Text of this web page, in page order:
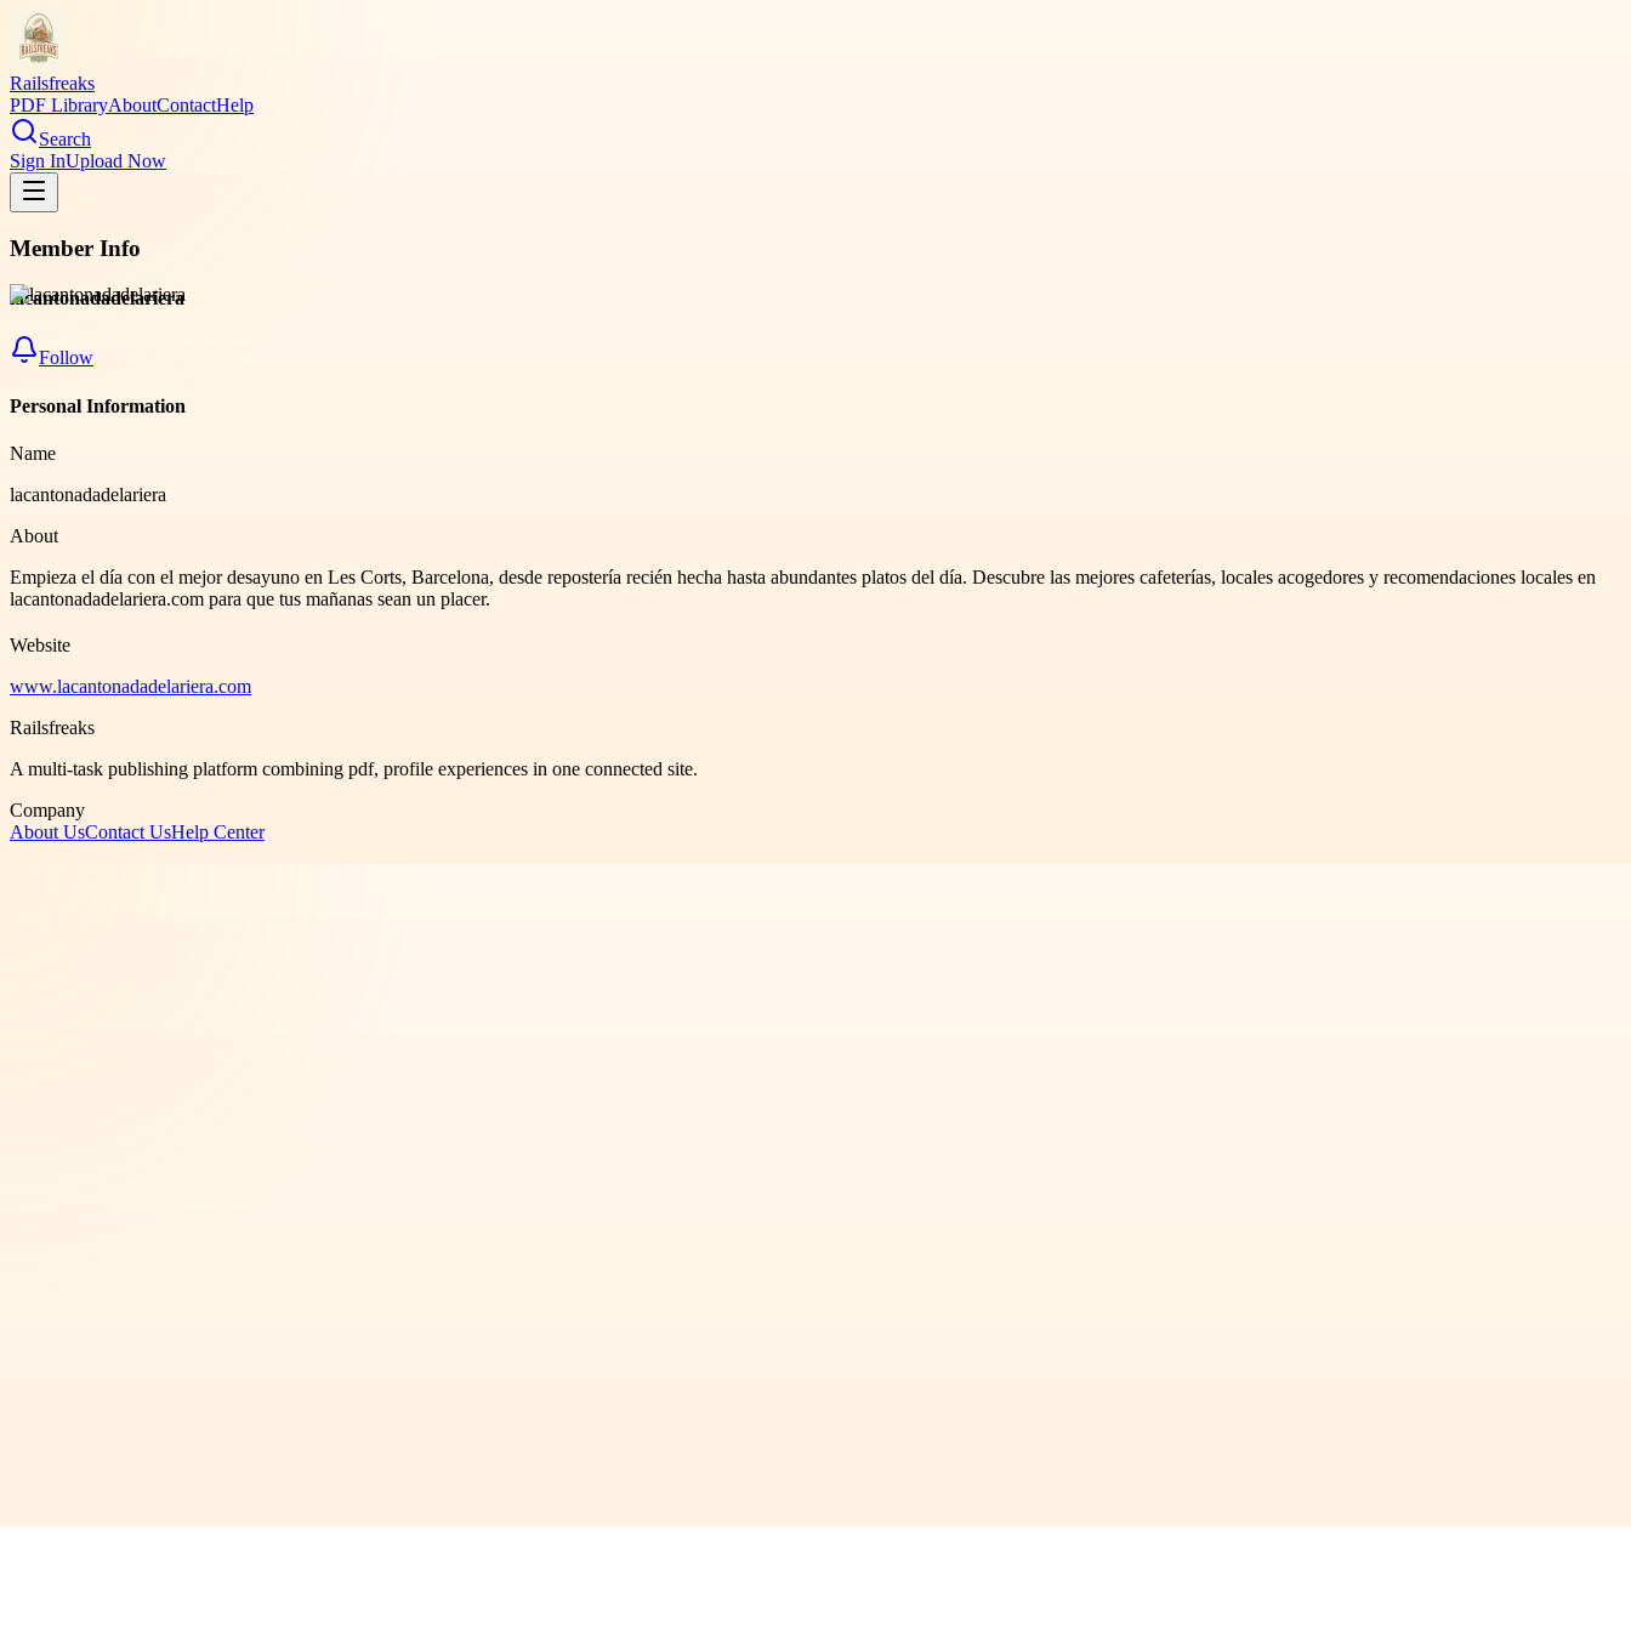
Railsfreaks
PDF LibraryAboutContactHelp
Search
Sign InUpload Now
Member Info
lacantonadadelariera
Follow
Personal Information
Name
lacantonadadelariera
About
Empieza el día con el mejor desayuno en Les Corts, Barcelona, ​​desde repostería recién hecha hasta abundantes platos del día. Descubre las mejores cafeterías, locales acogedores y recomendaciones locales en
lacantonadadelariera.com para que tus mañanas sean un placer.
Website
www.lacantonadadelariera.com
Railsfreaks
A multi-task publishing platform combining pdf, profile experiences in one connected site.
Company
About UsContact UsHelp Center